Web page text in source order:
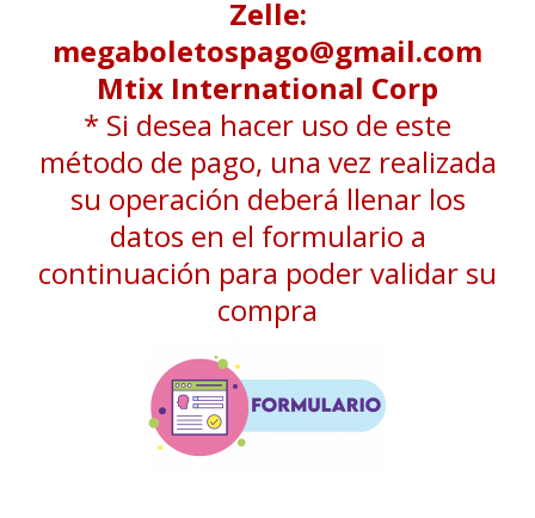
Zelle:
megaboletospago@gmail.com
Mtix International Corp
* Si desea hacer uso de este
método de pago, una vez realizada
su operación deberá llenar los
datos en el formulario a
continuación para poder validar su
compra